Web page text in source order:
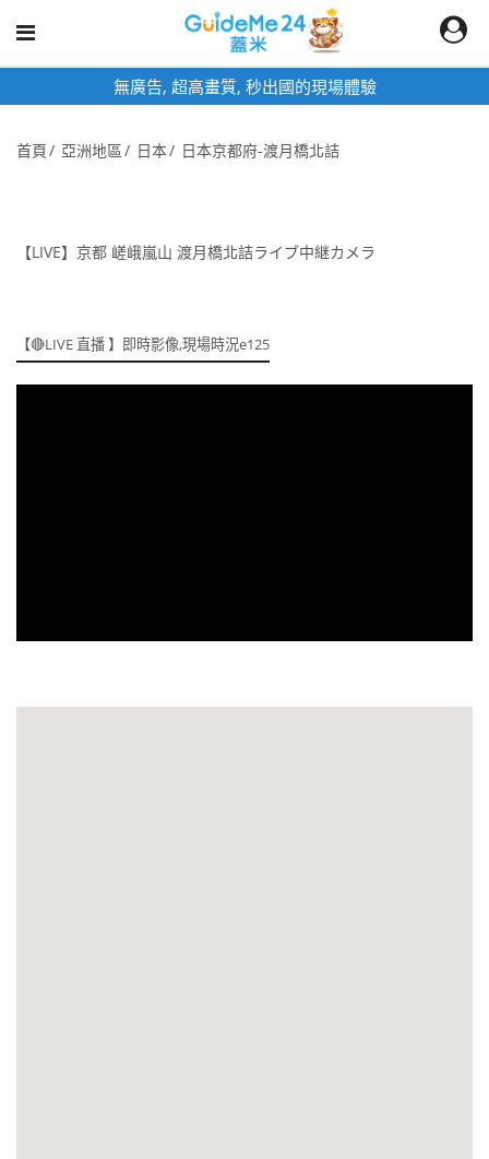
無廣告, 超高畫質, 秒出國的現場體驗
首頁 亞洲地區 日本 日本京都府-渡月橋北詰
【LIVE】京都 嵯峨嵐山 渡月橋北詰ライブ中継カメラ
【🔴LIVE 直播 】即時影像,現場時況e125